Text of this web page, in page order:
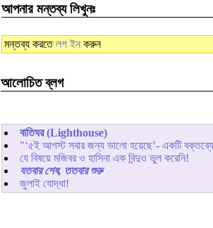
আপনার মন্তব্য লিখুনঃ
মন্তব্য করতেলগ ইন করুন
আলোচিত ব্লগ
বাতিঘর (Lighthouse)
"‘৫ই আগস্ট সবার জন্য ভালো হয়েছে’- একটি
যে বিষয়ে মজিবর ও হাসিনা এক বিন্দুও ভুল করেনি!
যতবার শেষ, ততবার শুরু
জুলাই যোদ্ধা!